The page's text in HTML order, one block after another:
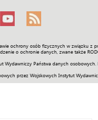
ochrony osób fizycznych w związku
o ochronie danych, zwane także
Wydawniczy Państwa danych
przez Wojskowych Instytut
Galerie Wideo